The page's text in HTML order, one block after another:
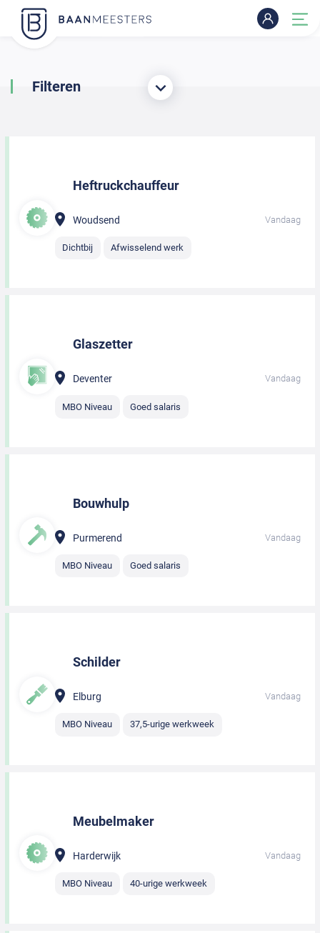
Filteren
Heftruckchauffeur
Woudsend Vandaag
Dichtbij Afwisselend werk
Glaszetter
Deventer Vandaag
MBO Niveau Goed salaris
Bouwhulp
Purmerend Vandaag
MBO Niveau Goed salaris
Schilder
Elburg Vandaag
MBO Niveau 37,5-urige werkweek
Meubelmaker
Harderwijk Vandaag
MBO Niveau 40-urige werkweek